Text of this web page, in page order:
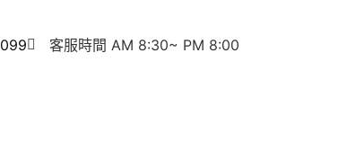
客服時間 AM 8:30~ PM 8:00